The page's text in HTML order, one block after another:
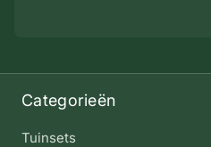
Categorieën
Tuinsets